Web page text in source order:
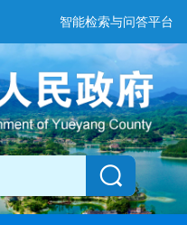
智能检索与问答平台